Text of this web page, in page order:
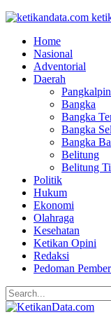
Home
Nasional
Adventorial
Daerah
Bangka
Bangka
Bangka
Bangka
Belitung
Belitung
Politik
Hukum
Ekonomi
Olahraga
Kesehatan
Ketikan Opini
Redaksi
Pedoman